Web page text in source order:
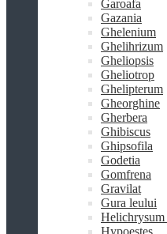
Garoafa
Gazania
Ghelenium
Ghelihrizum
Gheliopsis
Gheliotrop
Ghelipterum
Gheorghine
Gherbera
Ghibiscus
Ghipsofila
Godetia
Gomfrena
Gravilat
Gura leului
Helichrysum
Hypoestes